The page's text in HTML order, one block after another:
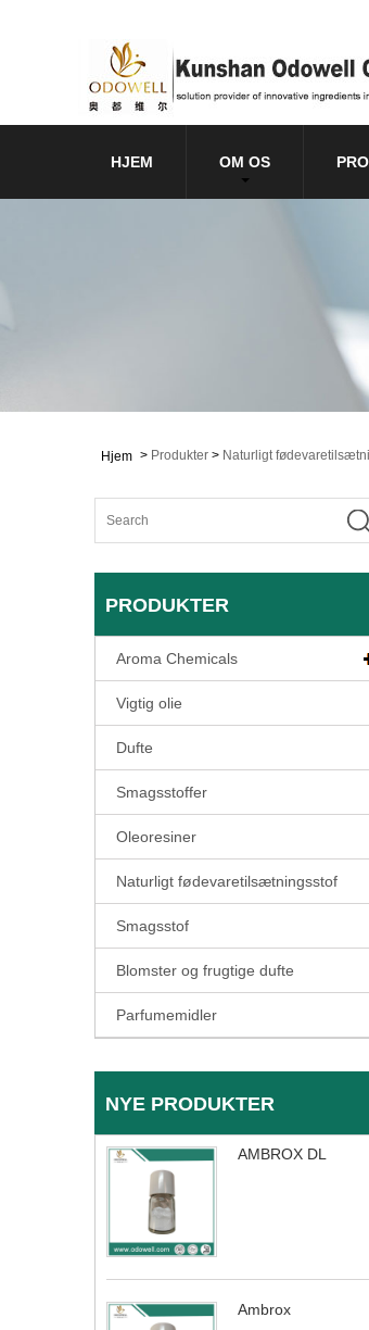
HJEM OM OS
Hjem > Produkter > Naturligt
PRODUKTER
Aroma Chemicals
Vigtig olie
Dufte
Smagsstoffer
Oleoresiner
Naturligt fødevaretilsætningsstof
Smagsstof
Blomster og frugtige dufte
Parfumemidler
NYE PRODUKTER
AMBROX DL
Ambrox